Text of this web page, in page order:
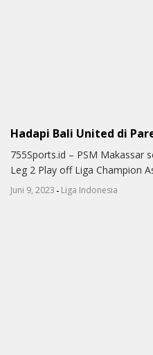
Hadapi Bali United di
755Sports.id – PSM Makassar
Leg 2 Play off Liga Champion
Juni 9, 2023 - Liga Indonesia